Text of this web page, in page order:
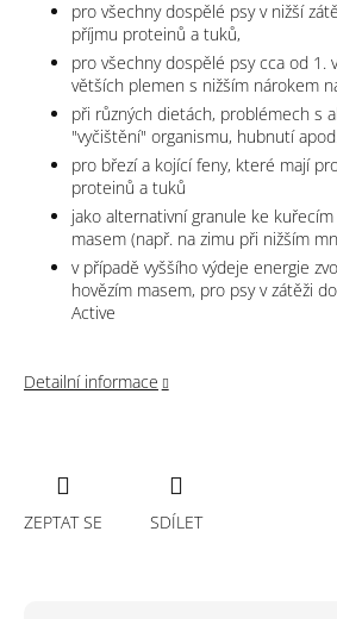
pro všechny dospělé psy v nižší
příjmu proteinů a tuků,
pro všechny dospělé psy cca od 1.
větších plemen s nižším nárokem
při různých dietách, problémech s
"vyčištění" organismu, hubnutí
pro březí a kojící feny, které mají
proteinů a tuků
jako alternativní granule ke
masem (např. na zimu při nižším
v případě vyššího výdeje energie
hovězím masem, pro psy v zátěži
Active
Detailní informace
ZEPTAT SE SDÍLET